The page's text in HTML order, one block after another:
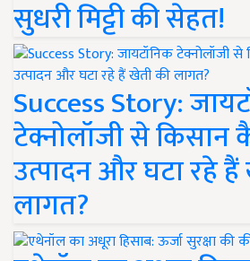
सुधरी मिट्टी की सेहत!
Success Story:
टेक्नोलॉजी से किसान
उत्पादन और घटा रहे
लागत?